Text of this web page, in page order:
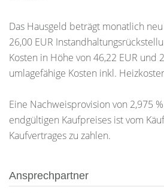
Das Hausgeld beträgt monatlich
26,00 EUR
Kosten in Höhe von 46,22 EUR und
umlagefähige Kosten inkl.
Eine Nachweisprovision von 2,975
endgültigen Kaufpreises ist vom
Kaufvertrages zu zahlen.
Ansprechpartner